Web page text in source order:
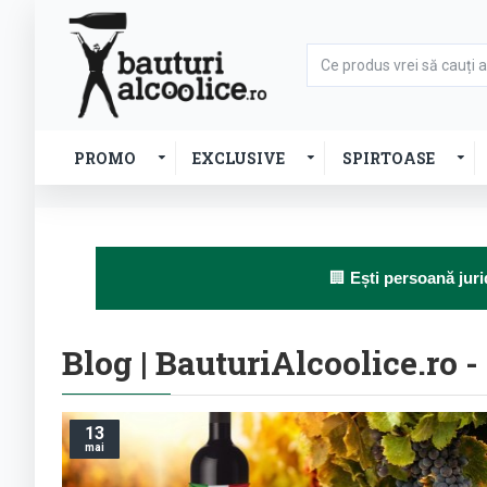
PROMO EXCLUSIVE SPIRTOASE
🏢 Ești persoană
Blog | BauturiAlcoolice.ro
13
mai